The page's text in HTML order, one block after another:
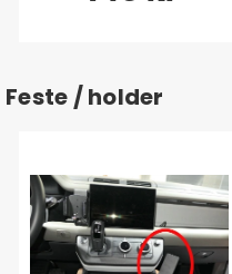
Feste / holder